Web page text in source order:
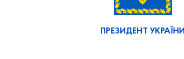
ПРЕЗИДЕНТ УКРАЇНИ